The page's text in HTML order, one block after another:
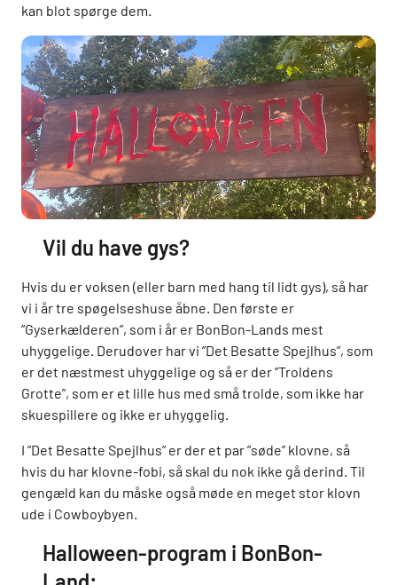
kan blot spørge dem.
Vil du have gys?
Hvis du er voksen (eller barn med hang til lidt gys), så har
vi i år tre spøgelseshuse åbne. Den første er
”Gyserkælderen”, som i år er BonBon-Lands mest
uhyggelige. Derudover har vi ”Det Besatte Spejlhus”, som
er det næstmest uhyggelige og så er der ”Troldens
Grotte”, som er et lille hus med små trolde, som ikke har
skuespillere og ikke er uhyggelig.
I ”Det Besatte Spejlhus” er der et par ”søde” klovne, så
hvis du har klovne-fobi, så skal du nok ikke gå derind. Til
gengæld kan du måske også møde en meget stor klovn
ude i Cowboybyen.
Halloween-program i BonBon-